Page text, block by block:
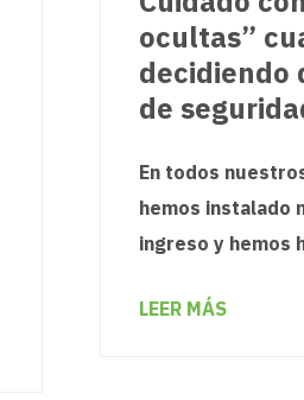
ocultas”
decidiendo
de
En todos
hemos instalado
ingreso y hemos
LEER MÁS